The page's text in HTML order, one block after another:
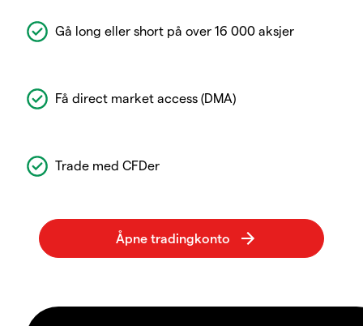
Gå long eller short på over 16 000 aksjer
Få direct market access (DMA)
Trade med CFDer